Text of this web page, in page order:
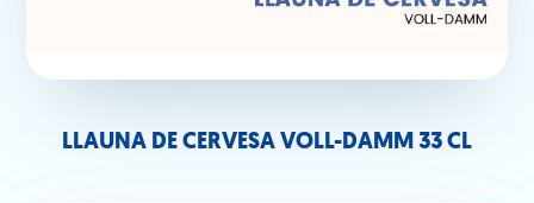
LLAUNA DE CERVESA VOLL-DAMM 33 CL